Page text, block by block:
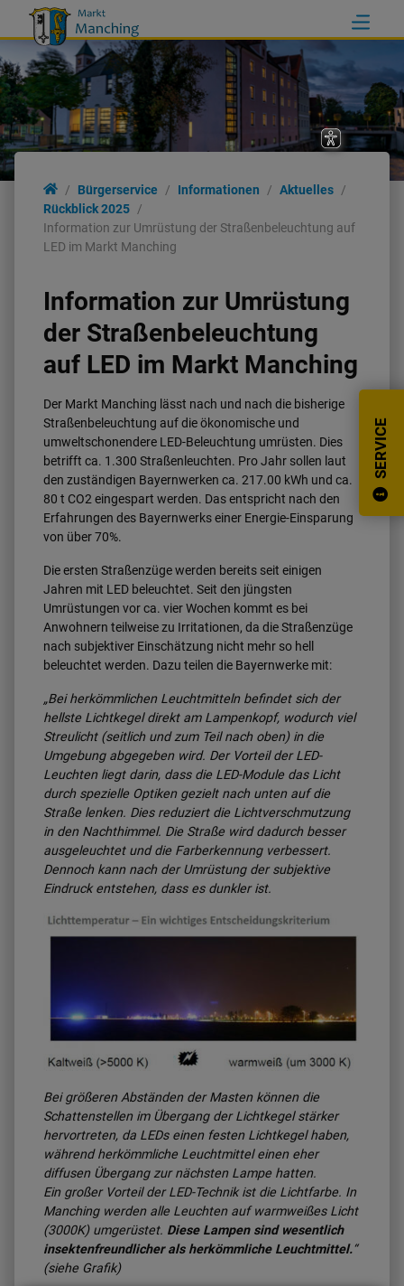
SERVICE
Bürgerservice Informationen
Aktuelles
Rückblick 2025
Information zur Umrüstung der Straßenbeleuchtung auf
LED im Markt Manching
Information zur Umrüstung
der Straßenbeleuchtung
auf LED im Markt Manching
Der Markt Manching lässt nach und nach die bisherige
Straßenbeleuchtung auf die ökonomische und
umweltschonendere LED-Beleuchtung umrüsten. Dies
betrifft ca. 1.300 Straßenleuchten. Pro Jahr sollen laut
den zuständigen Bayernwerken ca. 217.00 kWh und ca.
80 t CO2 eingespart werden. Das entspricht nach den
Erfahrungen des Bayernwerks einer Energie-Einsparung
von über 70%.
Die ersten Straßenzüge werden bereits seit einigen
Jahren mit LED beleuchtet. Seit den jüngsten
Umrüstungen vor ca. vier Wochen kommt es bei
Anwohnern teilweise zu Irritationen, da die Straßenzüge
nach subjektiver Einschätzung nicht mehr so hell
beleuchtet werden. Dazu teilen die Bayernwerke mit:
„Bei herkömmlichen Leuchtmitteln befindet sich der
hellste Lichtkegel direkt am Lampenkopf, wodurch viel
Streulicht (seitlich und zum Teil nach oben) in die
Umgebung abgegeben wird. Der Vorteil der LED-
Leuchten liegt darin, dass die LED-Module das Licht
durch spezielle Optiken gezielt nach unten auf die
Straße lenken. Dies reduziert die Lichtverschmutzung
in den Nachthimmel. Die Straße wird dadurch besser
ausgeleuchtet und die Farberkennung verbessert.
Dennoch kann nach der Umrüstung der subjektive
Eindruck entstehen, dass es dunkler ist.
Bei größeren Abständen der Masten können die
Schattenstellen im Übergang der Lichtkegel stärker
hervortreten, da LEDs einen festen Lichtkegel haben,
während herkömmliche Leuchtmittel einen eher
diffusen Übergang zur nächsten Lampe hatten.
Ein großer Vorteil der LED-Technik ist die Lichtfarbe. In
Manching werden alle Leuchten auf warmweißes Licht
(3000K) umgerüstet. Diese Lampen sind wesentlich
insektenfreundlicher als herkömmliche Leuchtmittel.“
(siehe Grafik)